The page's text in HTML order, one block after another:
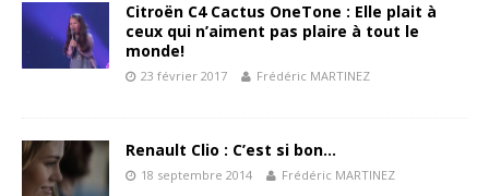
Citroën C4 Cactus OneTone : Elle plait à
ceux qui n’aiment pas plaire à tout le
monde!
23 février 2017 Frédéric MARTINEZ
Renault Clio : C’est si bon…
18 septembre 2014 Frédéric MARTINEZ